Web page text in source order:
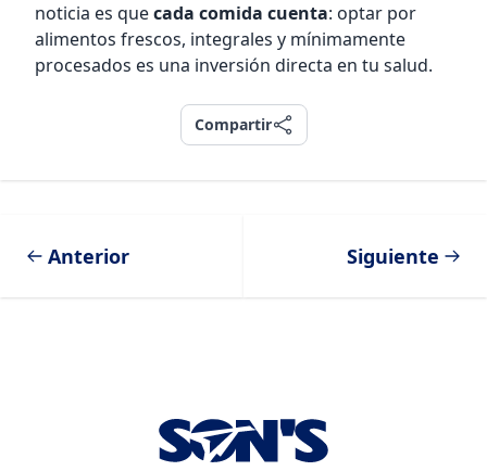
noticia es quecada comida cuenta: optar por
alimentos frescos, integrales y mínimamente
procesados es una inversión directa en tu salud.
Compartir
Compartir
Anterior Siguiente